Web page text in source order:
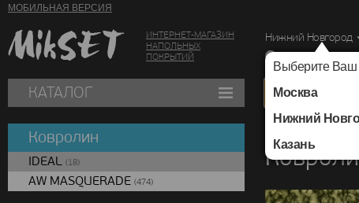
МОБИЛЬНАЯ ВЕРСИЯ
ИНТЕРНЕТ-МАГАЗИН
НАПОЛЬНЫХ
ПОКРЫТИЙ
Нижний Новгород
Выберите Ваш
Москва
Нижний
Казань
г. Нижний
КАТАЛОГ
Ковролин
IDEAL (18)
AW MASQUERADE (474)